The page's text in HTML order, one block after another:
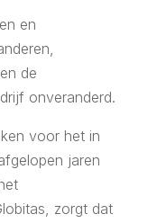
en
de
onveranderd.
voor het in
jaren
zorgt dat